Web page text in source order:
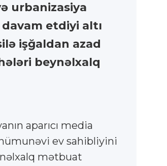
urbanizasiya
etdiyi altı
işğaldan azad
beynəlxalq
aparıcı media
ev sahibliyini
mətbuat